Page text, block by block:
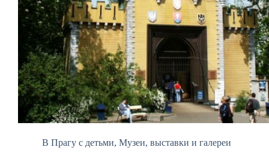
В Прагу с детьми, Музеи, выставки и галереи